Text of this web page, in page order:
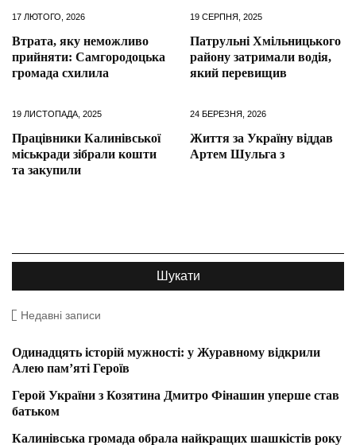
17 ЛЮТОГО, 2026
Втрата, яку неможливо
прийняти: Самгородоцька
громада схилила
19 СЕРПНЯ, 2025
Патрульні Хмільницького
району затримали водія,
який перевищив
19 ЛИСТОПАДА, 2025
Працівники Калинівської
міськради зібрали кошти
та закупили
24 БЕРЕЗНЯ, 2026
Життя за Україну віддав
Артем Шульга з
Недавні записи
Одинадцять історій мужності: у Журавному відкрили
Алею пам’яті Героїв
Герой України з Козятина Дмитро Фінашин уперше став
батьком
Калинівська громада обрала найкращих шашкістів року